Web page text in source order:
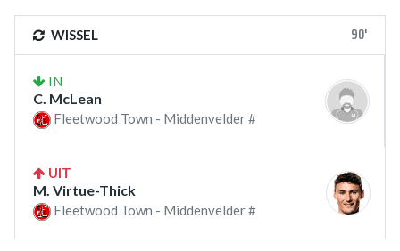
WISSEL 90'
IN
C. McLean
Fleetwood Town - Middenvelder #
UIT
M. Virtue-Thick
Fleetwood Town - Middenvelder #